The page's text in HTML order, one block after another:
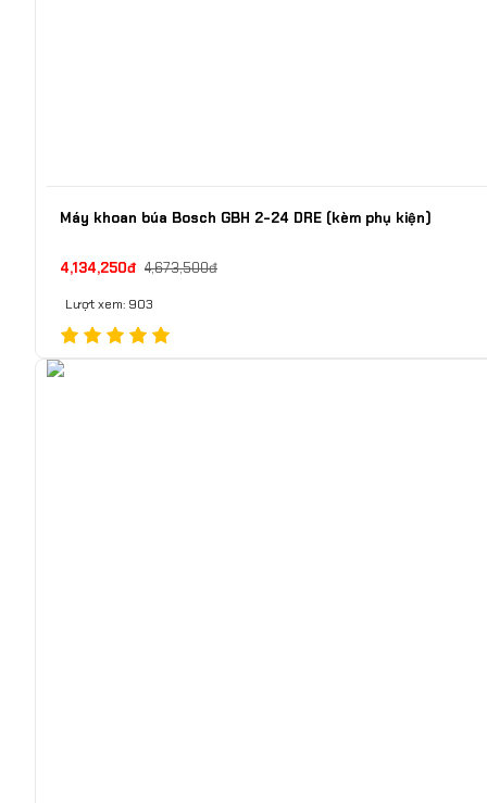
Máy khoan búa Bosch GBH 2-24 DRE (kèm phụ kiện)
4,134,250đ 4,673,500đ
Lượt xem: 903